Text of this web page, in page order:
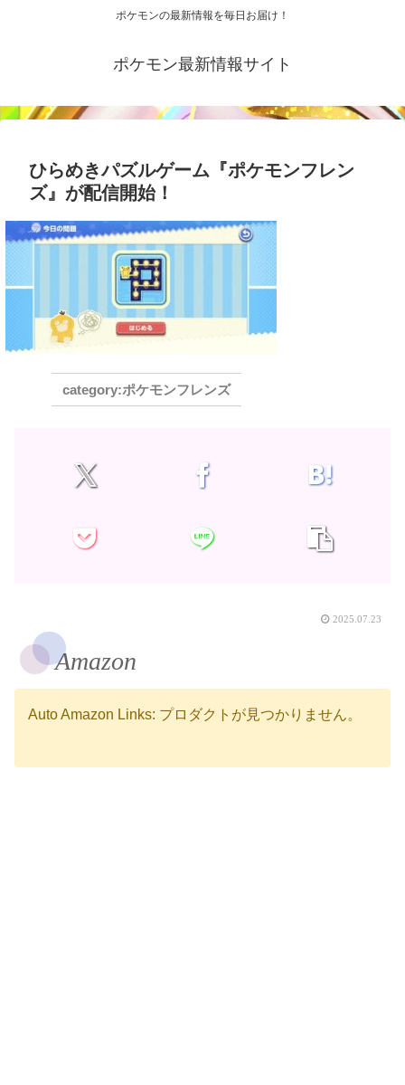
ポケモンの最新情報を毎日お届け！
ポケモン最新情報サイト
ひらめきパズルゲーム『ポケモンフレン
ズ』が配信開始！
ポケモンフレンズ
2025.07.23
Amazon
Auto Amazon Links: プロダクトが見つかりません。